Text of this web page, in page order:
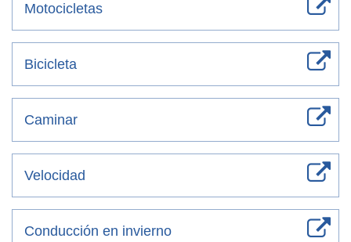
Motocicletas
Bicicleta
Caminar
Velocidad
Conducción en invierno